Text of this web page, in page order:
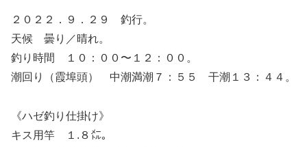
２０２２．９．２９ 釣行。
天候 曇り／晴れ。
釣り時間 １０：００〜１２：００。
潮回り（霞埠頭） 中潮満潮７：５５ 干潮１３：４４。
《ハゼ釣り仕掛け》
キス用竿 １.８㍍。